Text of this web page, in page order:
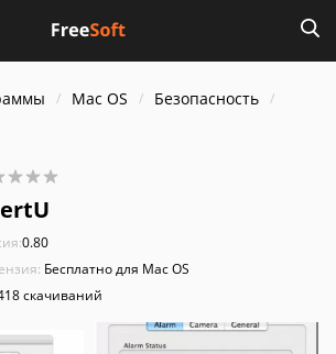
Mac OS
Безопасность
0.80
Бесплатно для Mac OS
скачиваний